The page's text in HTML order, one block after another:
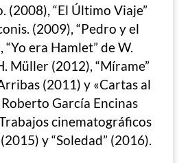
(2008), “El Último Viaje”
(2009), “Pedro y el
“Yo era Hamlet” de W.
Müller (2012), “Mírame”
(2011) y «Cartas al
García Encinas
cinematográficos
y “Soledad” (2016).